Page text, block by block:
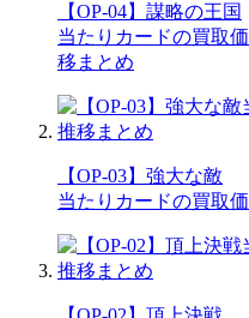
【OP-04】謀略の王国
当たりカードの買取
移まとめ
【OP-03】強大な敵
当たりカードの買取